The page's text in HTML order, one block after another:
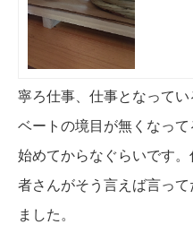
寧ろ仕事、仕事となって
ベートの境目が無くなっ
始めてからなぐらいです
者さんがそう言えば言っ
ました。